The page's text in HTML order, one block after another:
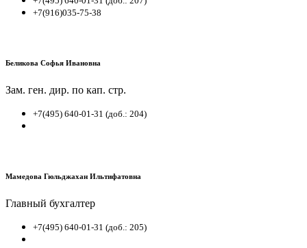
+7(916)035-75-38
Беликова Софья Ивановна
Зам. ген. дир. по кап. стр.
+7(495) 640-01-31 (доб.: 204)
Мамедова Гюльджахан Ильтифатовна
Главный бухгалтер
+7(495) 640-01-31 (доб.: 205)